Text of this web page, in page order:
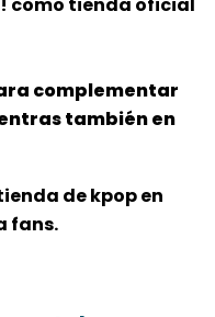
complementar
también en
de kpop en
fans.